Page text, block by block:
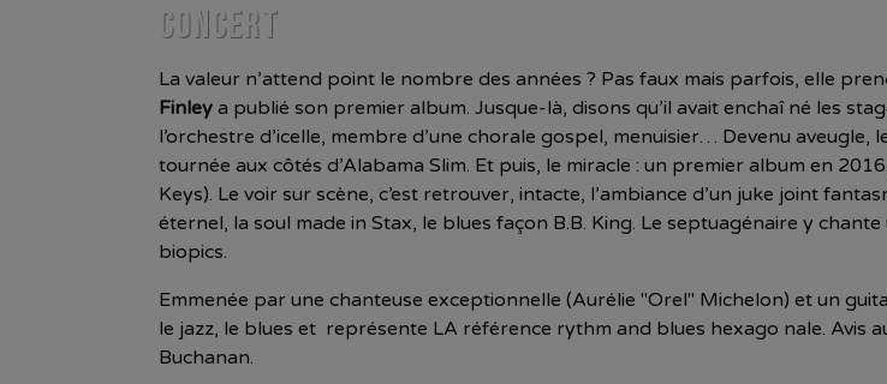
CONCERT
La valeur n’attend point le nombre des années ? Pas faux mais parfois, elle
Finley a publié son premier album. Jusque-là, disons qu’il avait enchaî né les
l’orchestre d’icelle, membre d’une chorale gospel, menuisier… Devenu
tournée aux côtés d’Alabama Slim. Et puis, le miracle : un premier album en
Keys). Le voir sur scène, c’est retrouver, intacte, l’ambiance d’un juke joint
éternel, la soul made in Stax, le blues façon B.B. King. Le septuagénaire y
biopics.
Emmenée par une chanteuse exceptionnelle (Aurélie "Orel" Michelon) et un
le jazz, le blues et représente LA référence rythm and blues hexago nale. Avis
Buchanan.